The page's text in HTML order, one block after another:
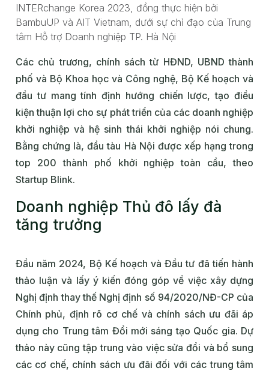
INTERchange Korea 2023, đồng thực hiện bởi
BambuUP và AIT Vietnam, dưới sự chỉ đạo của Trung
tâm Hỗ trợ Doanh nghiệp TP. Hà Nội
Các chủ trương, chính sách từ HĐND, UBND thành
phố và Bộ Khoa học và Công nghệ, Bộ Kế hoạch và
đầu tư mang tính định hướng chiến lược, tạo điều
kiện thuận lợi cho sự phát triển của các doanh nghiệp
khởi nghiệp và hệ sinh thái khởi nghiệp nói chung.
Bằng chứng là, đầu tàu Hà Nội được xếp hạng trong
top 200 thành phố khởi nghiệp toàn cầu, theo
Startup Blink.
Doanh nghiệp Thủ đô lấy đà
tăng trưởng
Đầu năm 2024, Bộ Kế hoạch và Đầu tư đã tiến hành
thảo luận và lấy ý kiến đóng góp về việc xây dựng
Nghị định thay thế Nghị định số 94/2020/NĐ-CP của
Chính phủ, định rõ cơ chế và chính sách ưu đãi áp
dụng cho Trung tâm Đổi mới sáng tạo Quốc gia. Dự
thảo này cũng tập trung vào việc sửa đổi và bổ sung
các cơ chế, chính sách ưu đãi đối với các trung tâm